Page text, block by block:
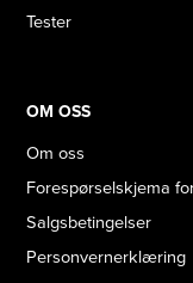
Tester
OM OSS
Om oss
Forespørselskjema
Salgsbetingelser
Personvernerklæring